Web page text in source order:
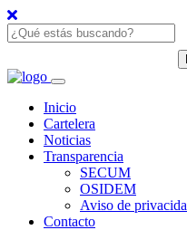
Inicio
Cartelera
Noticias
Transparencia
SECUM
OSIDEM
Aviso de
Contacto